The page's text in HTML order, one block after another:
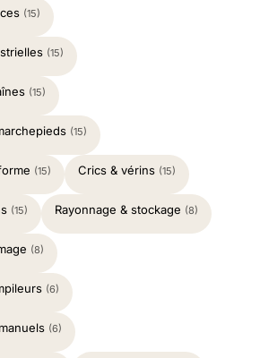
(15)
(15)
(15)
(15)
(15) Crics & vérins (15)
(15) Rayonnage & stockage (8)
(8)
(6)
(6)